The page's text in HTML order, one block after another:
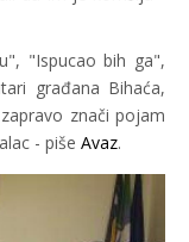
"Ispucao bih ga",
građana Bihaća,
znači pojam
- piše Avaz.